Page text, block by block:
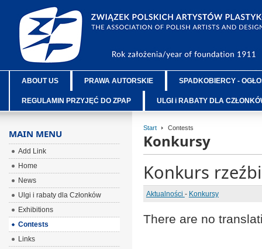
ABOUT US PRAWA AUTORSKIE SPADKOBIERCY -
REGULAMIN PRZYJĘĆ DO ZPAP ULGI i RABATY DLA
Start Contests
Konkursy
Konkurs
Aktualności - Konkursy
There are no
MAIN MENU
Add Link
Home
News
Ulgi i rabaty dla Członków
Exhibitions
Contests
Links